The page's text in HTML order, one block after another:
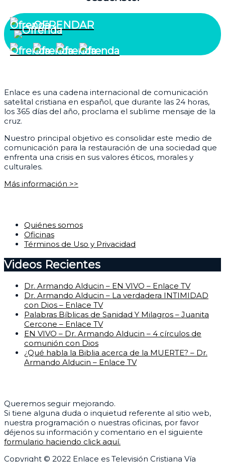
OFRENDAR
Enlace es una cadena internacional de comunicación
satelital cristiana en español, que durante las 24 horas,
los 365 días del año, proclama el sublime mensaje de la
cruz.
Nuestro principal objetivo es consolidar este medio de
comunicación para la restauración de una sociedad que
enfrenta una crisis en sus valores éticos, morales y
culturales.
Más información >>
Quiénes somos
Oficinas
Términos de Uso y Privacidad
Videos Recientes
Dr. Armando Alducin – EN VIVO – Enlace TV
Dr. Armando Alducin – La verdadera INTIMIDAD
con Dios – Enlace TV
Palabras Bíblicas de Sanidad Y Milagros – Juanita
Cercone – Enlace TV
EN VIVO – Dr. Armando Alducin – 4 círculos de
comunión con Dios
¿Qué habla la Biblia acerca de la MUERTE? – Dr.
Armando Alducin – Enlace TV
Queremos seguir mejorando.
Si tiene alguna duda o inquietud referente al sitio web,
nuestra programación o nuestras oficinas, por favor
déjenos su información y comentario en el siguiente
formulario haciendo click aquí.
Copyright © 2022 Enlace es Televisión Cristiana Vía